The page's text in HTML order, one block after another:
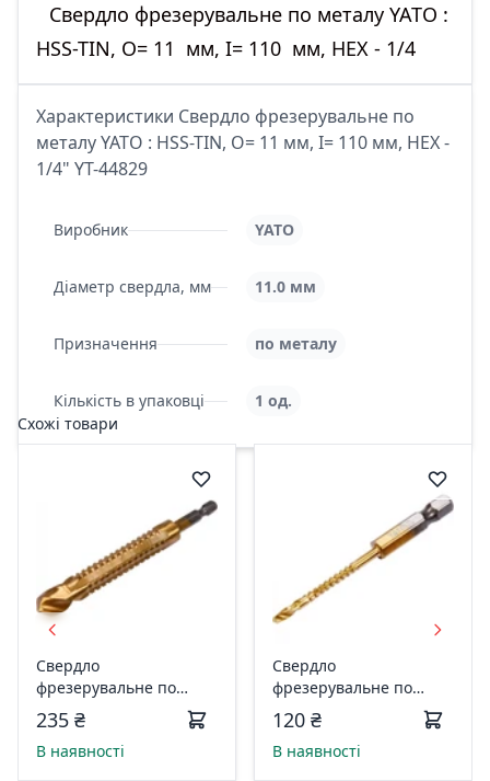
Свердло фрезерувальне по металу YATO :
HSS-TIN, O= 11 мм, І= 110 мм, HEX - 1/4
Характеристики Свердло фрезерувальне по
металу YATO : HSS-TIN, O= 11 мм, І= 110 мм, HEX -
1/4" YT-44829
Виробник YATO
Діаметр свердла, мм 11.0 мм
Призначення по металу
Кількість в упаковці
1 од.
Схожі товари
Свердло
фрезерувальне по
металу YATO : HSS-TIN,
O= 13 мм, І= 120 мм,
HEX - 1/4" YT-44831
235 ₴
В наявності
Свердло
фрезерувальне по
металу YATO : HSS-TIN,
O= 3 мм, І= 70 мм, HEX -
1/4" YT-44820
120 ₴
В наявності